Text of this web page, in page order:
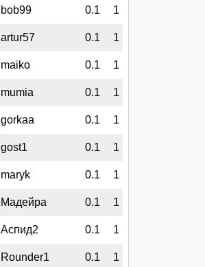
bob99 0.1 1
artur57 0.1 1
maiko 0.1 1
mumia 0.1 1
gorkaa 0.1 1
gost1 0.1 1
maryk 0.1 1
Мадейра 0.1 1
Аспид2 0.1 1
Rounder1 0.1 1